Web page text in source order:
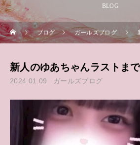
BLOG
ブログ ガールズブログ
新人のゆあちゃんラストま
2024.01.09 ガールズブログ